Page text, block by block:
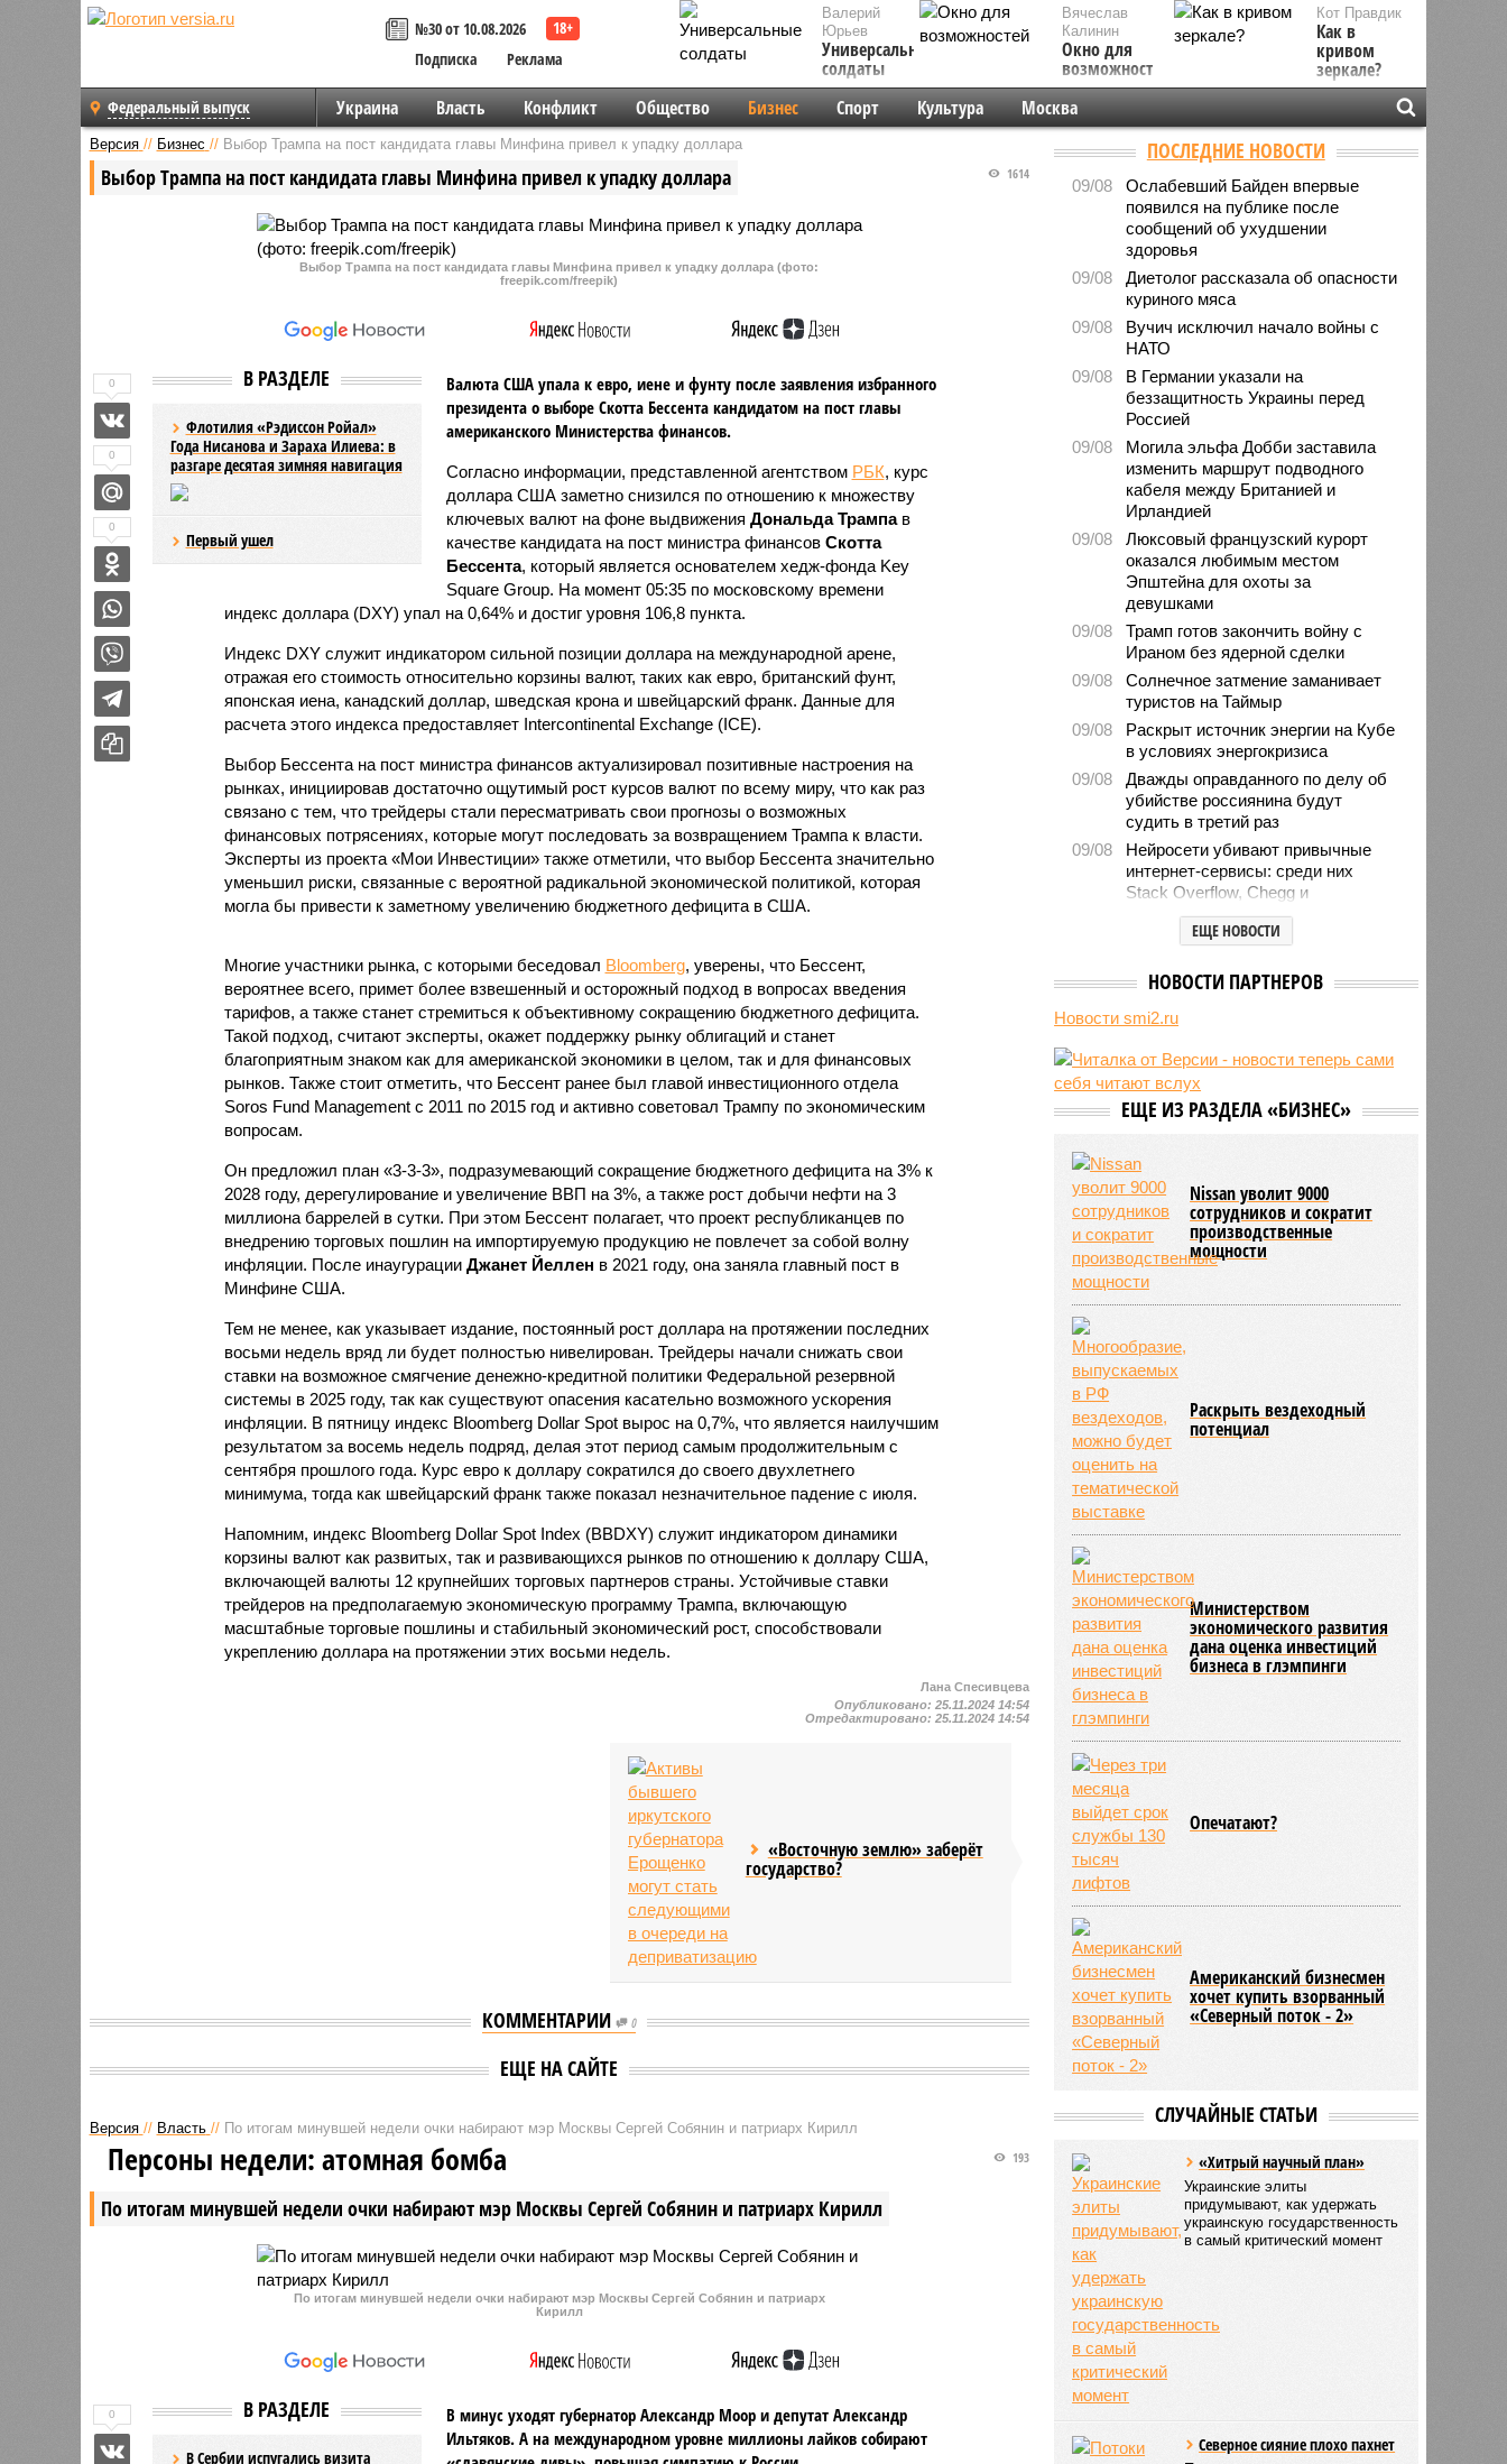
№30 от 10.08.2026
Подписка
Реклама
Валерий
Юрьев
Универсальные
солдаты
Кот Правдик
Как в
кривом
зеркале?
Вячеслав
Калинин
Окно для
возможностей
Федеральный выпуск Украина Власть Конфликт Общество Бизнес Спорт Культура Москва
Версия // Бизнес // Выбор Трампа на пост кандидата главы Минфина привел к упадку доллара
Выбор Трампа на пост кандидата главы Минфина привел к упадку доллара 1614
Выбор Трампа на пост кандидата главы Минфина привел к упадку доллара (фото:
freepik.com/freepik)
В РАЗДЕЛЕ
Флотилия «Рэдиссон Ройал»
Года Нисанова и Зараха Илиева: в
разгаре десятая зимняя навигация
Первый ушел
Валюта США упала к евро, иене и фунту после заявления избранного
президента о выборе Скотта Бессента кандидатом на пост главы
американского Министерства финансов.
Согласно информации, представленной агентством РБК, курс
доллара США заметно снизился по отношению к множеству
ключевых валют на фоне выдвижения Дональда Трампав
качестве кандидата на пост министра финансов Скотта
Бессента, который является основателем хедж-фонда Key
Square Group. На момент 05:35 по московскому времени
индекс доллара (DXY) упал на 0,64% и достиг уровня 106,8 пункта.
Индекс DXY служит индикатором сильной позиции доллара на международной арене,
отражая его стоимость относительно корзины валют, таких как евро, британский фунт,
японская иена, канадский доллар, шведская крона и швейцарский франк. Данные для
расчета этого индекса предоставляет Intercontinental Exchange (ICE).
Выбор Бессента на пост министра финансов актуализировал позитивные настроения на
рынках, инициировав достаточно ощутимый рост курсов валют по всему миру, что как раз
связано с тем, что трейдеры стали пересматривать свои прогнозы о возможных
финансовых потрясениях, которые могут последовать за возвращением Трампа к власти.
Эксперты из проекта «Мои Инвестиции» также отметили, что выбор Бессента значительно
уменьшил риски, связанные с вероятной радикальной экономической политикой, которая
могла бы привести к заметному увеличению бюджетного дефицита в США.
Многие участники рынка, с которыми беседовал Bloomberg, уверены, что Бессент,
вероятнее всего, примет более взвешенный и осторожный подход в вопросах введения
тарифов, а также станет стремиться к объективному сокращению бюджетного дефицита.
Такой подход, считают эксперты, окажет поддержку рынку облигаций и станет
благоприятным знаком как для американской экономики в целом, так и для финансовых
рынков. Также стоит отметить, что Бессент ранее был главой инвестиционного отдела
Soros Fund Management с 2011 по 2015 год и активно советовал Трампу по экономическим
вопросам.
Он предложил план «3-3-3», подразумевающий сокращение бюджетного дефицита на 3% к
2028 году, дерегулирование и увеличение ВВП на 3%, а также рост добычи нефти на 3
миллиона баррелей в сутки. При этом Бессент полагает, что проект республиканцев по
внедрению торговых пошлин на импортируемую продукцию не повлечет за собой волну
инфляции. После инаугурации Джанет Йеллен в 2021 году, она заняла главный пост в
Минфине США.
Тем не менее, как указывает издание, постоянный рост доллара на протяжении последних
восьми недель вряд ли будет полностью нивелирован. Трейдеры начали снижать свои
ставки на возможное смягчение денежно-кредитной политики Федеральной резервной
системы в 2025 году, так как существуют опасения касательно возможного ускорения
инфляции. В пятницу индекс Bloomberg Dollar Spot вырос на 0,7%, что является наилучшим
результатом за восемь недель подряд, делая этот период самым продолжительным с
сентября прошлого года. Курс евро к доллару сократился до своего двухлетнего
минимума, тогда как швейцарский франк также показал незначительное падение с июля.
Напомним, индекс Bloomberg Dollar Spot Index (BBDXY) служит индикатором динамики
корзины валют как развитых, так и развивающихся рынков по отношению к доллару США,
включающей валюты 12 крупнейших торговых партнеров страны. Устойчивые ставки
трейдеров на предполагаемую экономическую программу Трампа, включающую
масштабные торговые пошлины и стабильный экономический рост, способствовали
укреплению доллара на протяжении этих восьми недель.
0
0
0
Лана Спесивцева
Опубликовано:25.11.2024 14:54
Отредактировано:25.11.2024 14:54
«Восточную землю» заберёт
государство?
КОММЕНТАРИИ 0
ЕЩЕ НА САЙТЕ
Версия // Власть // По итогам минувшей недели очки набирают мэр Москвы Сергей Собянин и патриарх Кирилл
По итогам минувшей недели очки набирают мэр Москвы Сергей Собянин и патриарх Кирилл
193
Персоны недели: атомная бомба
По итогам минувшей недели очки набирают мэр Москвы Сергей Собянин и патриарх
Кирилл
В РАЗДЕЛЕ
В Сербии испугались визита
В минус уходят губернатор Александр Моор и депутат Александр
Ильтяков. А на международном уровне миллионы лайков собирают
0
ПОСЛЕДНИЕ НОВОСТИ
09/08
Ослабевший Байден впервые
появился на публике после
сообщений об ухудшении
здоровья
09/08
Диетолог рассказала об опасности
куриного мяса
09/08
Вучич исключил начало войны с
НАТО
09/08
В Германии указали на
беззащитность Украины перед
Россией
09/08
Могила эльфа Добби заставила
изменить маршрут подводного
кабеля между Британией и
Ирландией
09/08
Люксовый французский курорт
оказался любимым местом
Эпштейна для охоты за
девушками
09/08
Трамп готов закончить войну с
Ираном без ядерной сделки
09/08
Солнечное затмение заманивает
туристов на Таймыр
09/08
Раскрыт источник энергии на Кубе
в условиях энергокризиса
09/08
Дважды оправданного по делу об
убийстве россиянина будут
судить в третий раз
09/08
Нейросети убивают привычные
интернет-сервисы: среди них
Stack Overflow, Chegg и
Shutterstock
В ВСУ перечислили причины
военнослужащими
09/08
В Германии насчитали порядка 14
09/08
Турагент обманула россиян,
продав им фейковые туры на
концерт BTS
ЕЩЕ НОВОСТИ
НОВОСТИ ПАРТНЕРОВ
Новости smi2.ru
ЕЩЕ ИЗ РАЗДЕЛА «БИЗНЕС»
Nissan уволит 9000
сотрудников и сократит
производственные
мощности
Раскрыть вездеходный
потенциал
Министерством
экономического развития
дана оценка инвестиций
бизнеса в глэмпинги
Опечатают?
Американский бизнесмен
хочет купить взорванный
«Северный поток - 2»
СЛУЧАЙНЫЕ СТАТЬИ
«Хитрый научный план»
Украинские элиты
придумывают, как удержать
украинскую государственность
в самый критический момент
Северное сияние плохо пахнет